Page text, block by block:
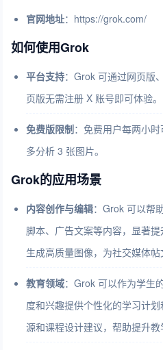
官网地址：https://grok.com/
如何使用Grok
平台支持：Grok 可通过网页版
页版无需注册 X 账号即可体验。
免费版限制：免费用户每两小
多分析 3 张图片。
Grok的应用场景
内容创作与编辑：Grok 可以帮
脚本、广告文案等内容，显著
生成高质量图像，为社交媒体帖
教育领域：Grok 可以作为学生
度和兴趣提供个性化的学习计
源和课程设计建议，帮助提升教